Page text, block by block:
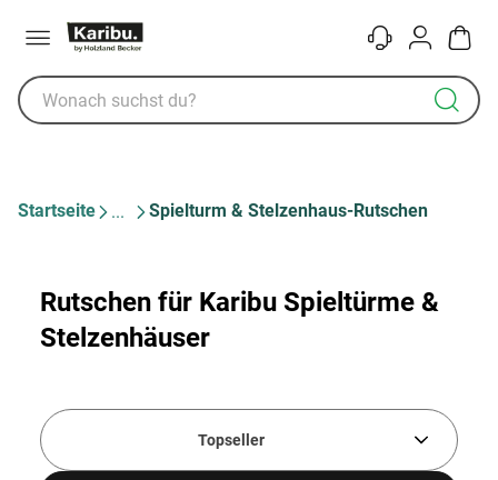
KontaktKonto
Startseite Spielturm & Stelzenhaus-Rutschen
Rutschen für Karibu Spieltürme &
Stelzenhäuser
Topseller